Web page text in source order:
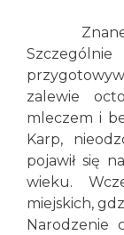
Znane jest
zalewie
mleczem i
Karp,
pojawił się
wieku.
miejskich,
Narodzenie